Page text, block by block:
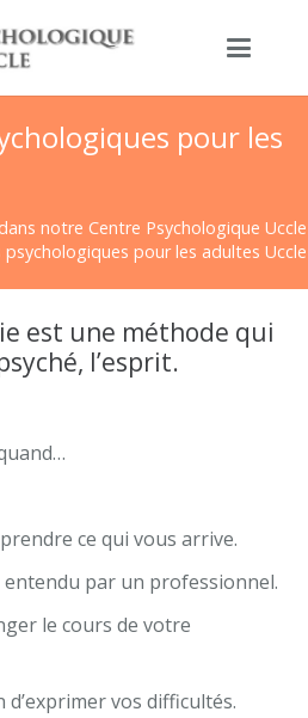
pour les
notre Centre Psychologique Uccle
pour les adultes Uccle
est une méthode qui
l’esprit.
ce qui vous arrive.
par un professionnel.
le cours de votre
d’exprimer vos difficultés.